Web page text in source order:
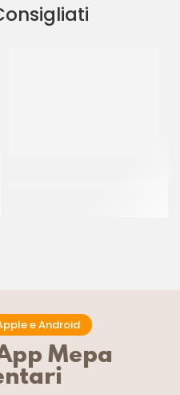
e Android
Mepa